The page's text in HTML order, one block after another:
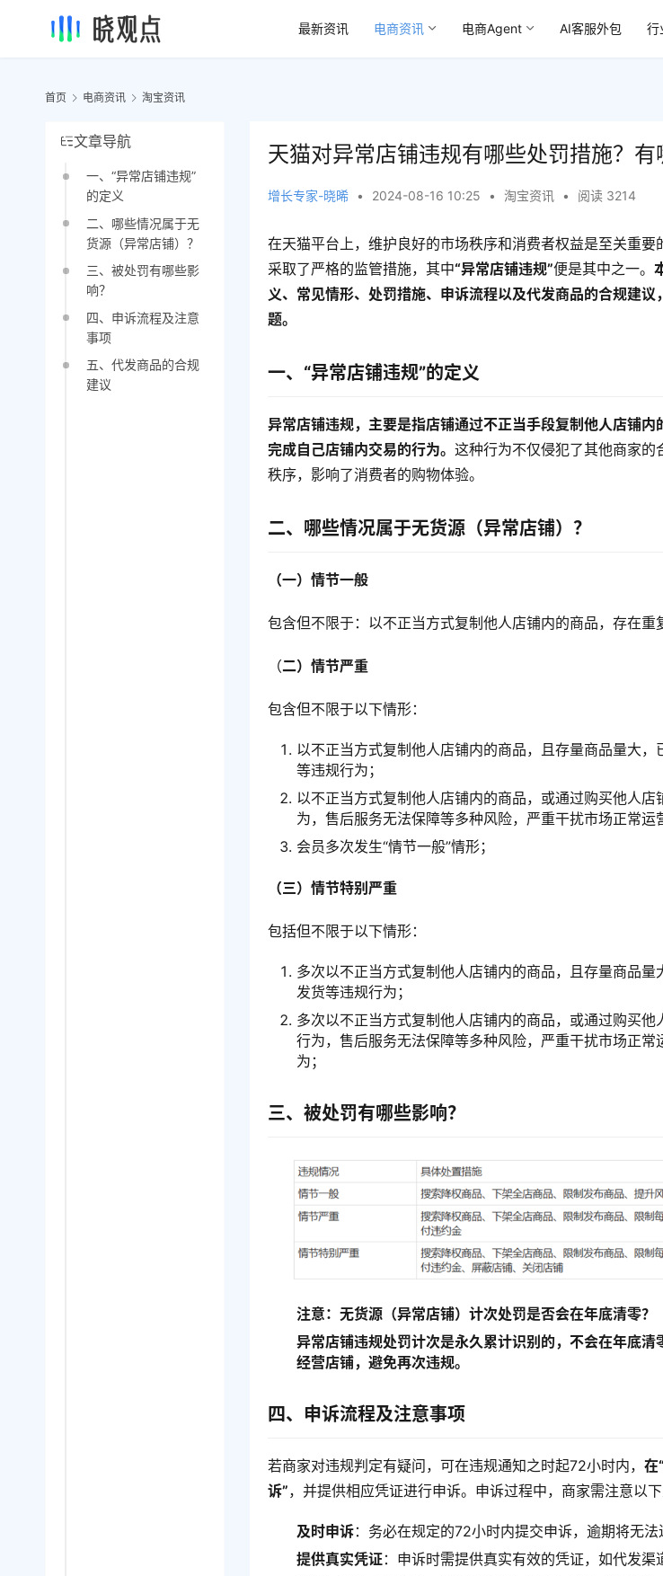
最新资讯 电商资讯 电商Agent AI客服外包 行
首页 电商资讯 淘宝资讯
文章导航
一、“异常店铺违规”
的定义
二、哪些情况属于无
货源（异常店铺）？
三、被处罚有哪些影
响？
四、申诉流程及注意
事项
五、代发商品的合规
建议
天猫对异常店铺违规有哪些处罚措施？有
增长专家-晓晞 • 2024-08-16 10:25 • 淘宝资讯 • 阅读 3214
在天猫平台上，维护良好的市场秩序和消费者权益是至关重
采取了严格的监管措施，其中“异常店铺违规”便是其中之一。
义、常见情形、处罚措施、申诉流程以及代发商品的合规建议
题。
一、“异常店铺违规”的定义
异常店铺违规，主要是指店铺通过不正当手段复制他人店铺
完成自己店铺内交易的行为。这种行为不仅侵犯了其他商家
秩序，影响了消费者的购物体验。
二、哪些情况属于无货源（异常店铺）？
（一）情节一般
包含但不限于：以不正当方式复制他人店铺内的商品，存在重
（二）情节严重
包含但不限于以下情形：
以不正当方式复制他人店铺内的商品，且存量商品量大
等违规行为；
以不正当方式复制他人店铺内的商品，或通过购买他人
为，售后服务无法保障等多种风险，严重干扰市场正常运
会员多次发生“情节一般”情形；
（三）情节特别严重
包括但不限于以下情形：
多次以不正当方式复制他人店铺内的商品，且存量商品
发货等违规行为；
多次以不正当方式复制他人店铺内的商品，或通过购买
行为，售后服务无法保障等多种风险，严重干扰市场正
为；
三、被处罚有哪些影响？
注意：无货源（异常店铺）计次处罚是否会在年底清零？
异常店铺违规处罚计次是永久累计识别的，不会在年底
经营店铺，避免再次违规。
四、申诉流程及注意事项
若商家对违规判定有疑问，可在违规通知之时起72小时内，在
诉”，并提供相应凭证进行申诉。申诉过程中，商家需注意以下
及时申诉：务必在规定的72小时内提交申诉，逾期将无法
提供真实凭证：申诉时需提供真实有效的凭证，如代发渠